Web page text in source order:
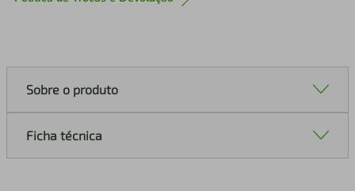
Sobre o produto
Ficha técnica